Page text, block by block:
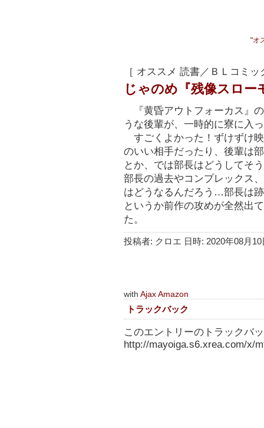
"オ
［ オススメ 読書／ＢＬコミッ
じゃのめ『残像スロー
『黄昏アウトフォーカス』
うな後輩が、一時的に寮に入
すごくよかった！ずけずけ
のいい相手だったり、後輩は
とか、では部長はどうしてそ
部長の過去やコンプレックス
はどうなるんだろう…部長は
というか前作の攻めが全然出
た。
投稿者: クロエ 日時: 2020年08月10
with Ajax Amazon
トラックバック
このエントリーのトラックバ
http://mayoiga.s6.xrea.com/x/